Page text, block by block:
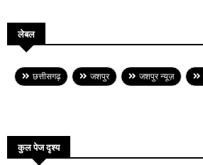
लेबल
छत्तीसगढ़ जशपुर जशपुर न्यूज़
कुल पेज दृश्य